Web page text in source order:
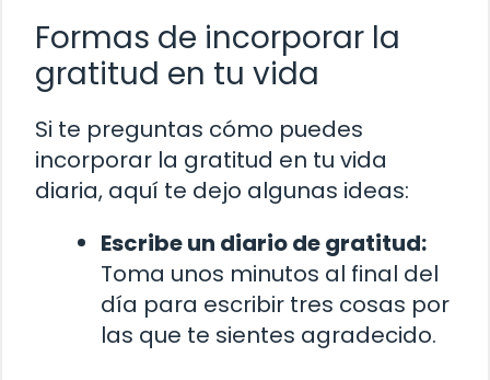
Formas de incorporar la
gratitud en tu vida
Si te preguntas cómo puedes
incorporar la gratitud en tu vida
diaria, aquí te dejo algunas ideas:
Escribe un diario de gratitud:
Toma unos minutos al final del
día para escribir tres cosas por
las que te sientes agradecido.